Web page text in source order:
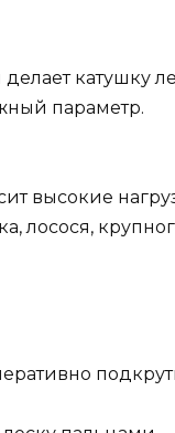
катушку
параметр.
высокие
лосося,